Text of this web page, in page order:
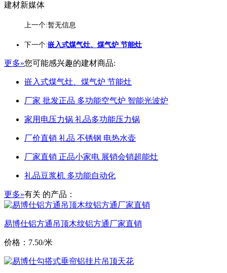
建材新媒体
上一个:暂无信息
下一个:嵌入式煤气灶、煤气炉 节能灶
更多»您可能感兴趣的建材商品:
嵌入式煤气灶、煤气炉 节能灶
厂家 批发正品 多功能空气炉 智能光波炉
家用电压力锅 礼品多功能压力锅
厂价直销 礼品 不锈钢 电热水壶
厂家直销 正品小家电 展销会销超能灶
礼品豆浆机 多功能自动化
更多»有关 的产品：
易博仕铝方通吊顶木纹铝方通厂家直销
价格：7.50/米